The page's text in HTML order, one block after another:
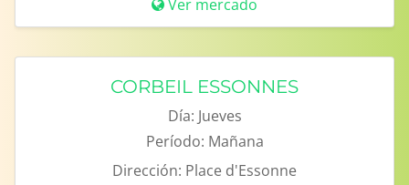
Ver mercado
CORBEIL ESSONNES
Día: Jueves
Período: Mañana
Dirección: Place d'Essonne